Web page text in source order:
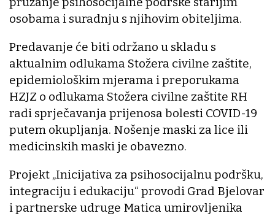
osobama i suradnju s njihovim obiteljima.
Predavanje će biti održano u skladu s
aktualnim odlukama Stožera civilne zaštite,
epidemiološkim mjerama i preporukama
HZJZ o odlukama Stožera civilne zaštite RH
radi sprječavanja prijenosa bolesti COVID-19
putem okupljanja. Nošenje maski za lice ili
medicinskih maski je obavezno.
Projekt „Inicijativa za psihosocijalnu podršku,
integraciju i edukaciju“ provodi Grad Bjelovar
i partnerske udruge Matica umirovljenika